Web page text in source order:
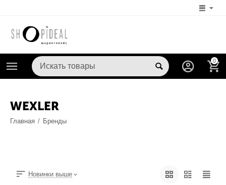
0
WEXLER
Главная / Бренды
Новинки выше